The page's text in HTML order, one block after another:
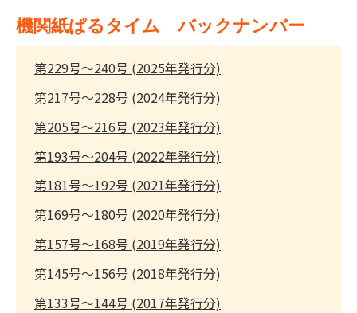
機関紙ぱるタイム バックナンバー
第229号～240号 (2025年発行分)
第217号～228号 (2024年発行分)
第205号～216号 (2023年発行分)
第193号～204号 (2022年発行分)
第181号～192号 (2021年発行分)
第169号～180号 (2020年発行分)
第157号～168号 (2019年発行分)
第145号～156号 (2018年発行分)
第133号～144号 (2017年発行分)